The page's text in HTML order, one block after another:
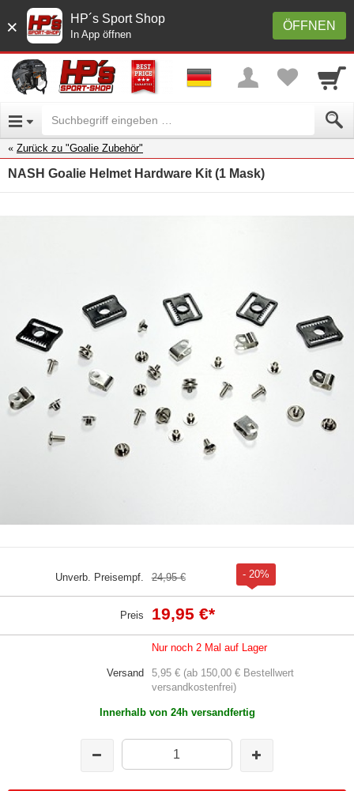
× ÖFFNEN
HP´s Sport Shop
In App öffnen
Zurück zu "Goalie Zubehör"
NASH Goalie Helmet Hardware Kit (1 Mask)
Unverb. Preisempf. 24,95 € - 20%
Preis 19,95 €*
Nur noch 2 Mal auf Lager
Versand
5,95 € (ab 150,00 € Bestellwert
versandkostenfrei)
Innerhalb von 24h versandfertig